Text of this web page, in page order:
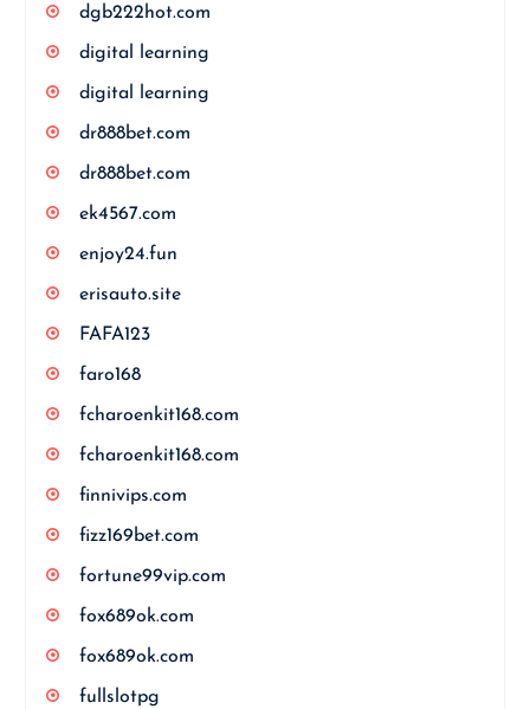
dgb222hot.com
digital learning
digital learning
dr888bet.com
dr888bet.com
ek4567.com
enjoy24.fun
erisauto.site
FAFA123
faro168
fcharoenkit168.com
fcharoenkit168.com
finnivips.com
fizz169bet.com
fortune99vip.com
fox689ok.com
fox689ok.com
fullslotpg